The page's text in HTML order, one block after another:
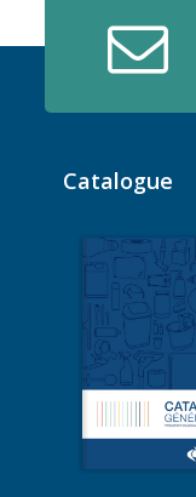
Catalogue